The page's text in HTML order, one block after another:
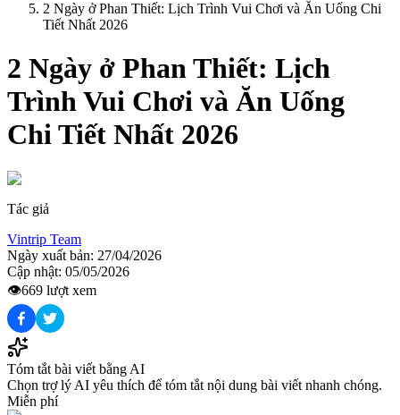
2 Ngày ở Phan Thiết: Lịch Trình Vui Chơi và Ăn Uống Chi
Tiết Nhất 2026
2 Ngày ở Phan Thiết: Lịch
Trình Vui Chơi và Ăn Uống
Chi Tiết Nhất 2026
Tác giả
Vintrip Team
Ngày xuất bản: 27/04/2026
Cập nhật: 05/05/2026
👁️669 lượt xem
Tóm tắt bài viết bằng AI
Chọn trợ lý AI yêu thích để tóm tắt nội dung bài viết nhanh chóng.
Miễn phí